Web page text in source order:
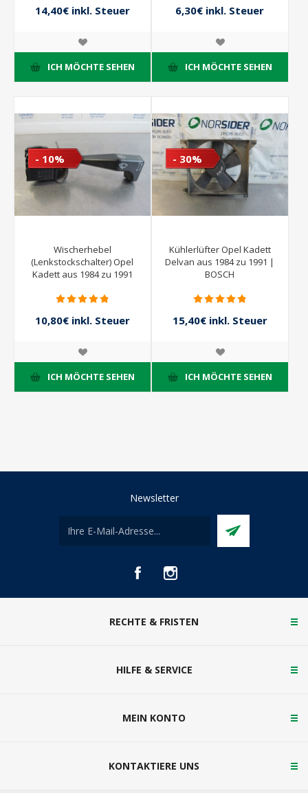
14,40€ inkl. Steuer
ICH MÖCHTE SEHEN
6,30€ inkl. Steuer
ICH MÖCHTE SEHEN
- 10%
Wischerhebel
(Lenkstockschalter) Opel
Kadett aus 1984 zu 1991
10,80€ inkl. Steuer
ICH MÖCHTE SEHEN
- 30%
Kühlerlüfter Opel Kadett
Delvan aus 1984 zu 1991 |
BOSCH
15,40€ inkl. Steuer
ICH MÖCHTE SEHEN
Newsletter
RECHTE & FRISTEN
HILFE & SERVICE
MEIN KONTO
KONTAKTIERE UNS